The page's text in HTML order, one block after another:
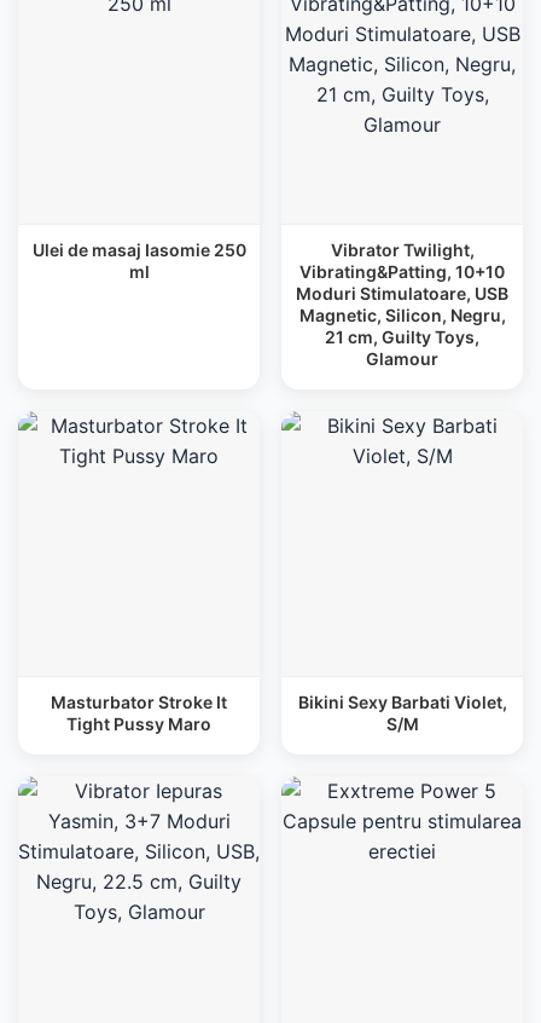
Ulei de masaj Iasomie 250
ml
Vibrator Twilight,
Vibrating&Patting, 10+10
Moduri Stimulatoare, USB
Magnetic, Silicon, Negru,
21 cm, Guilty Toys,
Glamour
Masturbator Stroke It
Tight Pussy Maro
Bikini Sexy Barbati Violet,
S/M